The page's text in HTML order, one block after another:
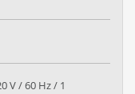
V / 60 Hz / 1